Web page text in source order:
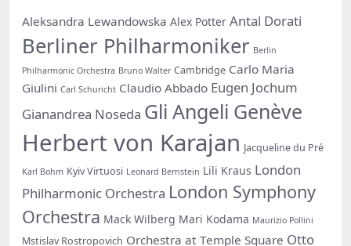
Aleksandra Lewandowska Alex Potter Antal Dorati
Berliner Philharmoniker Berlin
Philharmonic Orchestra Bruno Walter Cambridge Carlo Maria
Giulini Carl Schuricht Claudio Abbado Eugen Jochum
Gianandrea Noseda Gli Angeli Genève
Herbert von Karajan Jacqueline du Pré
Karl Bohm Kyiv Virtuosi Leonard Bernstein Lili Kraus London
Philharmonic Orchestra London Symphony
Orchestra Mack Wilberg Mari Kodama Maurizio Pollini
Mstislav Rostropovich Orchestra at Temple Square Otto